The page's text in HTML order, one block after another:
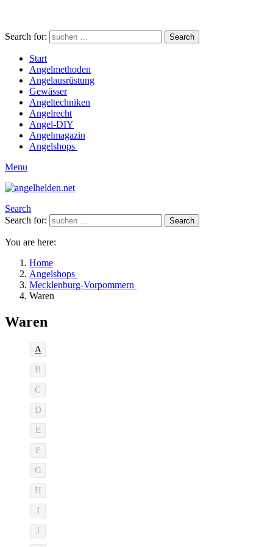
Search for: Search
Start
Angelmethoden
Angelausrüstung
Gewässer
Angeltechniken
Angelrecht
Angel-DIY
Angelmagazin
Angelshops
Menu
Search
Search for:
Search
You are here:
Home
Angelshops
Mecklenburg-Vorpommern
Waren
Waren
A
B
C
D
E
F
G
H
I
J